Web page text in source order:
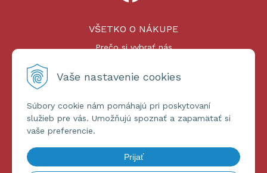
Vaše nastavenie cookies
Súbory cookie nám pomáhajú pri poskytovaní
služieb pre vás. Umožňujú spoznať a zapamätať si
vaše preferencie.
Prijať
VŠETKO O NÁKUPE
Prečo si vybrať nás
Platby a doprava
ĎALŠIE INFORMÁCIE
Obchodné podmienky
Ochrana osobných údajov